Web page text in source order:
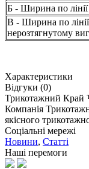
Б - Ширина по
В - Ширина по
нерозтягнутому
Характеристики
Відгуки (0)
Трикотажний
Компанія
якісного
Соціальні мережі
Новини, Статті
Наші перемоги